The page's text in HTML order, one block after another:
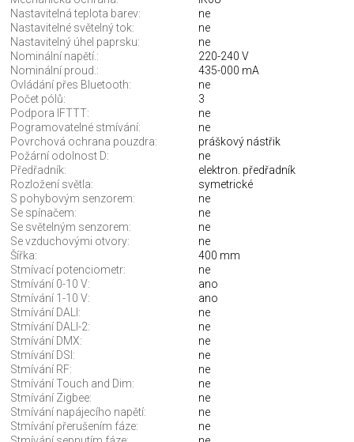
Nastavitelná teplota barev:
ne
Nastavitelné světelný tok:
ne
Nastavitelný úhel paprsku:
ne
Nominální napětí.:
220-240 V
Nominální proud.:
435-000 mA
Ovládání přes Bluetooth:
ne
Počet pólů:
3
Podpora IFTTT:
ne
Pogramovatelné stmívání:
ne
Povrchová ochrana pouzdra:
práškový nástřik
Požární odolnost D:
ne
Předřadník:
elektron. předřadník
Rozložení světla:
symetrické
S pohybovým senzorem:
ne
Se spínačem:
ne
Se světelným senzorem:
ne
Se vzduchovými otvory:
ne
Šířka:
400 mm
Stmívací potenciometr:
ne
Stmívání 0-10 V:
ano
Stmívání 1-10 V:
ano
Stmívání DALI:
ne
Stmívání DALI-2:
ne
Stmívání DMX:
ne
Stmívání DSI:
ne
Stmívání RF:
ne
Stmívání Touch and Dim:
ne
Stmívání Zigbee:
ne
Stmívání napájecího napětí:
ne
Stmívání přerušením fáze:
ne